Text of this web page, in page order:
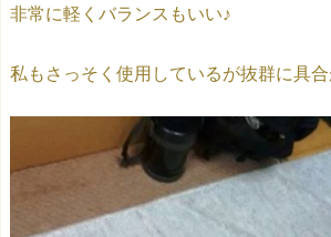
非常に軽くバランスもいい♪
私もさっそく使用しているが抜群に具